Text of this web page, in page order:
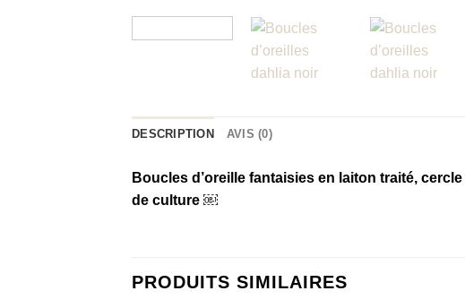
DESCRIPTION AVIS (0)
Boucles d’oreille fantaisies en laiton traité,
de culture ￼
PRODUITS SIMILAIRES